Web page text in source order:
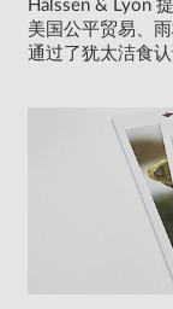
Hälssen & Lyon
美国公平贸易、
通过了犹太洁食认